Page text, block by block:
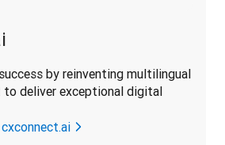
by reinventing multilingual
deliver exceptional digital